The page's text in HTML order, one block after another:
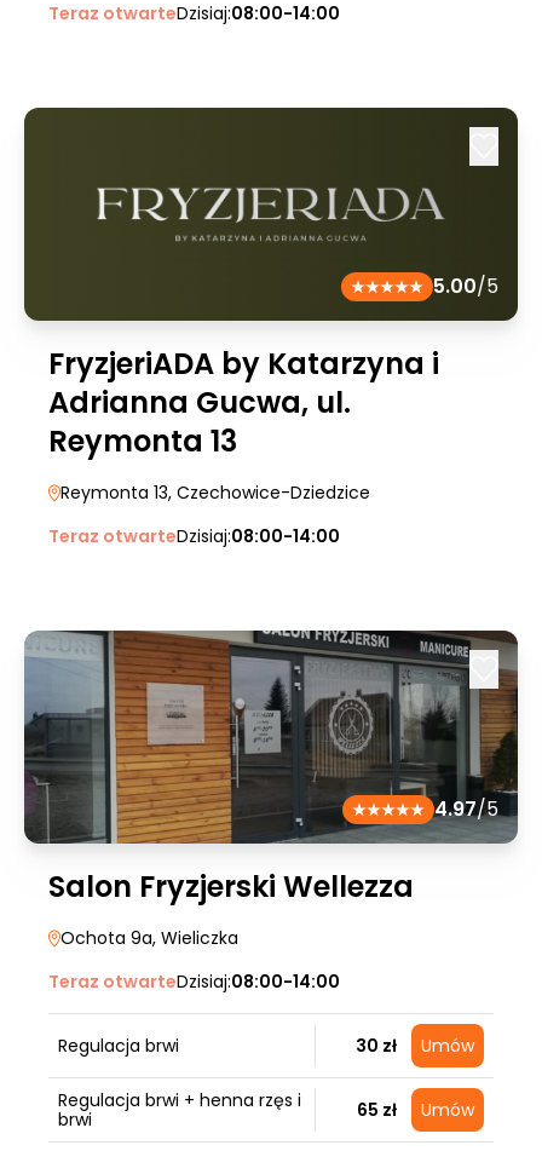
Teraz otwarteDzisiaj:08:00-14:00
5.00/5
FryzjeriADA by Katarzyna i
Adrianna Gucwa, ul.
Reymonta 13
Reymonta 13, Czechowice-Dziedzice
Teraz otwarteDzisiaj:08:00-14:00
4.97/5
Salon Fryzjerski Wellezza
Ochota 9a, Wieliczka
Teraz otwarteDzisiaj:08:00-14:00
Regulacja brwi 30 zł Umów
Regulacja brwi + henna rzęs i
brwi
65 zł Umów